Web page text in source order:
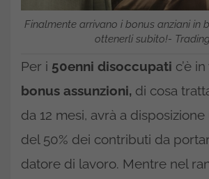
Finalmente arrivano i bonus anziani in
ottenerli subito!-
Per i 50enni disoccupati c’è
bonus assunzioni, di cosa
da 12 mesi, avrà a
del 50% dei contributi da
datore di lavoro. Mentre nel